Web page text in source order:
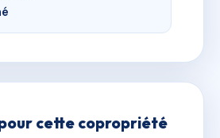
cette copropriété